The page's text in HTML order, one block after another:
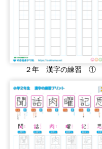
２年 漢字の練習 ①